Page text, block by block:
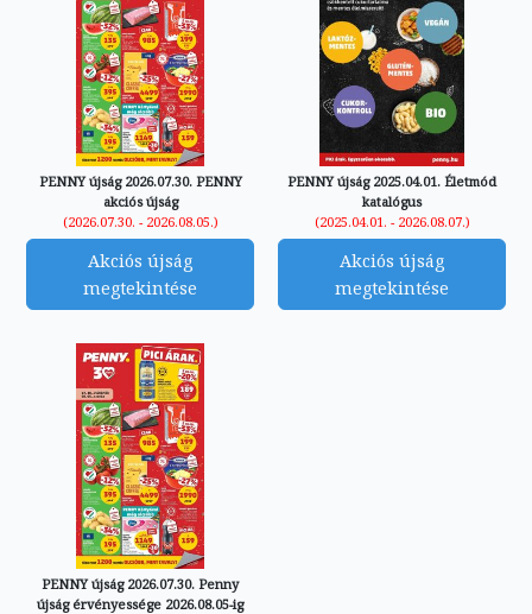
PENNY újság 2026.07.30. PENNY
akciós újság
(2026.07.30. - 2026.08.05.)
Akciós újság
megtekintése
PENNY újság 2025.04.01. Életmód
katalógus
(2025.04.01. - 2026.08.07.)
Akciós újság
megtekintése
PENNY újság 2026.07.30. Penny
újság érvényessége 2026.08.05-ig